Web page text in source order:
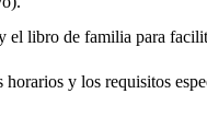
libro de familia para
y los requisitos